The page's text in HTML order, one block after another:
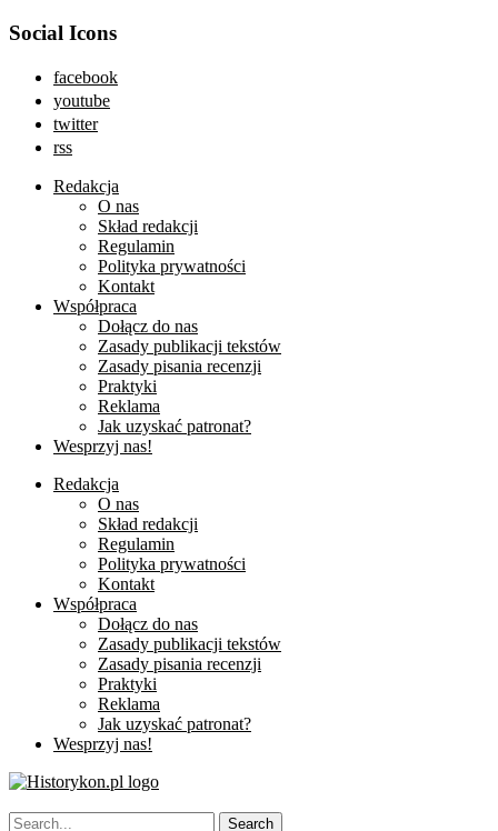
Social Icons
facebook
youtube
twitter
rss
Redakcja
O nas
Skład redakcji
Regulamin
Polityka prywatności
Kontakt
Współpraca
Dołącz do nas
Zasady publikacji tekstów
Zasady pisania recenzji
Praktyki
Reklama
Jak uzyskać patronat?
Wesprzyj nas!
Redakcja
O nas
Skład redakcji
Regulamin
Polityka prywatności
Kontakt
Współpraca
Dołącz do nas
Zasady publikacji tekstów
Zasady pisania recenzji
Praktyki
Reklama
Jak uzyskać patronat?
Wesprzyj nas!